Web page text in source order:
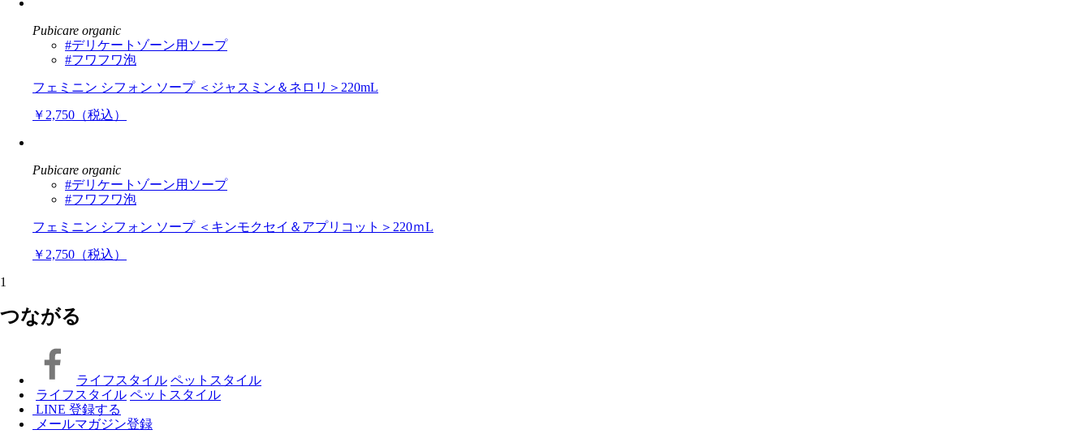
Pubicare organic
#デリケートゾーン用ソープ
#フワフワ泡
フェミニン シフォン ソープ ＜ジャスミン＆ネロリ＞220mL
￥2,750（税込）
Pubicare organic
#デリケートゾーン用ソープ
#フワフワ泡
フェミニン シフォン ソープ ＜キンモクセイ＆アプリコット＞220ｍL
￥2,750（税込）
1
つながる
ライフスタイル ペットスタイル
ライフスタイル ペットスタイル
LINE 登録する
メールマガジン登録